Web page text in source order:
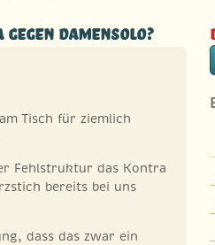
Damensolo?
Tisch für ziemlich
Fehlstruktur das Kontra
bereits bei uns
dass das zwar ein